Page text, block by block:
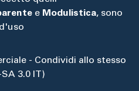
e Modulistica, sono
- Condividi allo stesso
3.0 IT)